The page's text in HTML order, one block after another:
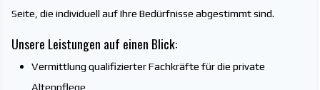
Seite, die individuell auf Ihre Bedürfnisse abgestimmt sind.
Unsere Leistungen auf einen Blick:
Vermittlung qualifizierter Fachkräfte für die private
Altenpflege